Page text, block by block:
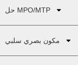
حل MPO/MTP
مكون بصري سلبي